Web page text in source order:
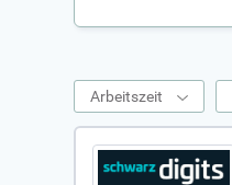
Arbeitszeit